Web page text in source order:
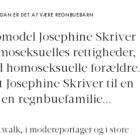
ER DET AT VÆRE REGNBUEBARN
Josephine Skriver
rettigheder,
homoseksuelle forældre.
Josephine Skriver til en
regnbuefamilie...
i modereportager og i store